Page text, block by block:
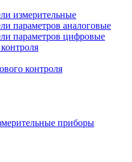
измерительные
параметров аналоговые
параметров цифровые
контроля
приборы